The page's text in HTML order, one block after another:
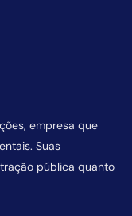
empresa que
Suas
pública quanto